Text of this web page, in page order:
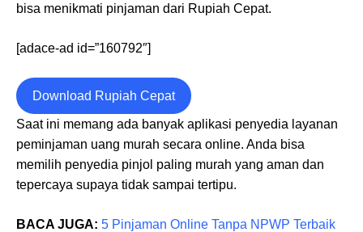
bisa menikmati pinjaman dari Rupiah Cepat.
[adace-ad id=”160792″]
Download Rupiah Cepat
Saat ini memang ada banyak aplikasi penyedia layanan
peminjaman uang murah secara online. Anda bisa
memilih penyedia pinjol paling murah yang aman dan
tepercaya supaya tidak sampai tertipu.
BACA JUGA: 5 Pinjaman Online Tanpa NPWP Terbaik